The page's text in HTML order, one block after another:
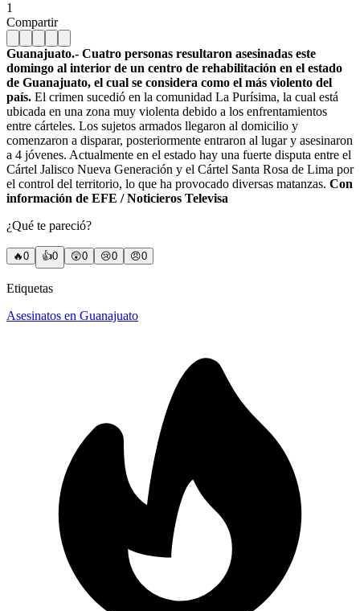
1
Compartir
Guanajuato.- Cuatro personas resultaron asesinadas este
domingo al interior de un centro de rehabilitación en el estado
de Guanajuato, el cual se considera como el más violento del
país. El crimen sucedió en la comunidad La Purísima, la cual está
ubicada en una zona muy violenta debido a los enfrentamientos
entre cárteles. Los sujetos armados llegaron al domicilio y
comenzaron a disparar, posteriormente entraron al lugar y asesinaron
a 4 jóvenes. Actualmente en el estado hay una fuerte disputa entre el
Cártel Jalisco Nueva Generación y el Cártel Santa Rosa de Lima por
el control del territorio, lo que ha provocado diversas matanzas. Con
información de EFE / Noticieros Televisa
¿Qué te pareció?
🔥0 👍0 😲0 😢0 😠0
Etiquetas
Asesinatos en Guanajuato